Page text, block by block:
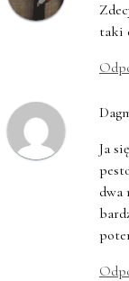
taki
Ja
dwa